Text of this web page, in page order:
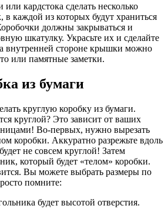
кардстока сделать несколько
в каждой из которых будут храниться
должны закрываться и
шкатулку. Украсьте их и сделайте
внутренней стороне крышки можно
или памятные заметки.
из бумаги
круглую коробку из бумаги.
круглой? Это зависит от ваших
Во-первых, нужно вырезать
коробки. Аккуратно разрежьте вдоль
не совсем круглой! Затем
который будет «телом» коробки.
Вы можете выбрать размеры по
помните:
будет высотой отверстия.